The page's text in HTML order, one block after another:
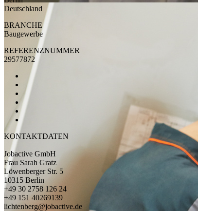
Deutschland
BRANCHE
Baugewerbe
REFERENZNUMMER
29577872
KONTAKTDATEN
Jobactive GmbH
Frau Sarah Gratz
Löwenberger Str. 5
10315 Berlin
+49 30 2758 126 24
+49 151 40269139
lichtenberg@jobactive.de